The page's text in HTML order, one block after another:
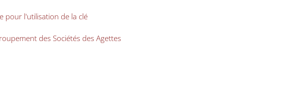
pour l'utilisation de la clé
des Sociétés des Agettes